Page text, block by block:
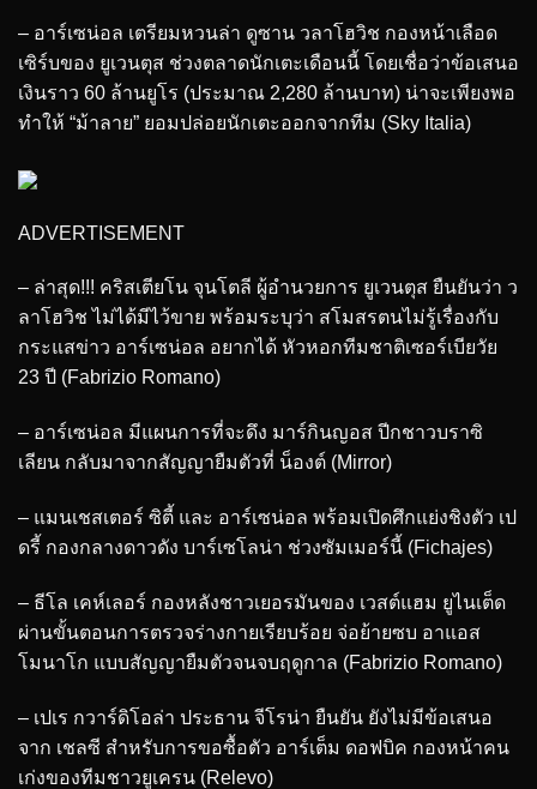
– อาร์เซน่อล เตรียมหวนล่า ดูซาน วลาโฮวิช กองหน้าเลือด
เซิร์บของ ยูเวนตุส ช่วงตลาดนักเตะเดือนนี้ โดยเชื่อว่าข้อเสนอ
เงินราว 60 ล้านยูโร (ประมาณ 2,280 ล้านบาท) น่าจะเพียงพอ
ทำให้ “ม้าลาย” ยอมปล่อยนักเตะออกจากทีม (Sky Italia)
ADVERTISEMENT
– ล่าสุด!!! คริสเตียโน จุนโตลี ผู้อำนวยการ ยูเวนตุส ยืนยันว่า ว
ลาโฮวิช ไม่ได้มีไว้ขาย พร้อมระบุว่า สโมสรตนไม่รู้เรื่องกับ
กระแสข่าว อาร์เซน่อล อยากได้ หัวหอกทีมชาติเซอร์เบียวัย
23 ปี (Fabrizio Romano)
– อาร์เซน่อล มีแผนการที่จะดึง มาร์กินญอส ปีกชาวบราซิ
เลียน กลับมาจากสัญญายืมตัวที่ น็องต์ (Mirror)
– แมนเชสเตอร์ ซิตี้ และ อาร์เซน่อล พร้อมเปิดศึกแย่งชิงตัว เป
ดรี้ กองกลางดาวดัง บาร์เซโลน่า ช่วงซัมเมอร์นี้ (Fichajes)
– ธีโล เคห์เลอร์ กองหลังชาวเยอรมันของ เวสต์แฮม ยูไนเต็ด
ผ่านขั้นตอนการตรวจร่างกายเรียบร้อย จ่อย้ายซบ อาแอส
โมนาโก แบบสัญญายืมตัวจนจบฤดูกาล (Fabrizio Romano)
– เปเร กวาร์ดิโอล่า ประธาน จีโรน่า ยืนยัน ยังไม่มีข้อเสนอ
จาก เชลซี สำหรับการขอซื้อตัว อาร์เต็ม ดอฟบิค กองหน้าคน
เก่งของทีมชาวยูเครน (Relevo)